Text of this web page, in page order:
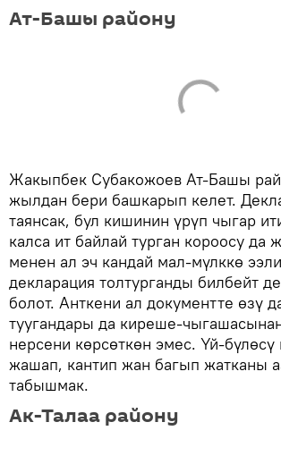
Ат-Башы району
Жакыпбек Субакожоев Ат-Башы
жылдан бери башкарып келет.
таянсак, бул кишинин үрүп чыгар
калса ит байлай турган короосу да
менен ал эч кандай мал-мүлккө
декларация толтурганды билбейт
болот. Анткени ал документте өзү
туугандары да киреше-
нерсени көрсөткөн эмес. Үй-бүлөсү
жашап, кантип жан багып жатканы
табышмак.
Ак-Талаа району